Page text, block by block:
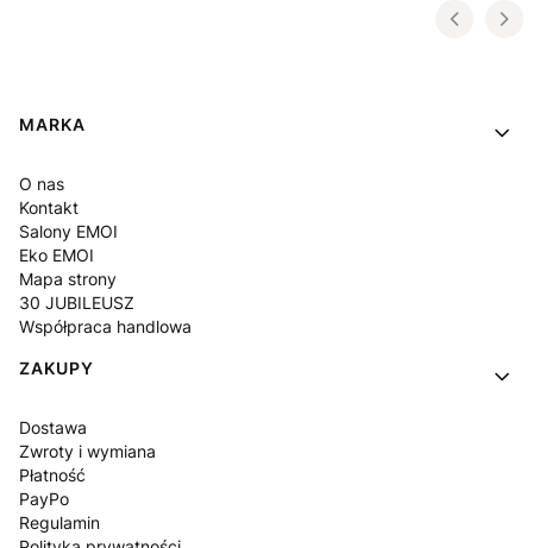
Linki w stopce
MARKA
O nas
Kontakt
Salony EMOI
Eko EMOI
Mapa strony
30 JUBILEUSZ
Współpraca handlowa
ZAKUPY
Dostawa
Zwroty i wymiana
Płatność
PayPo
Regulamin